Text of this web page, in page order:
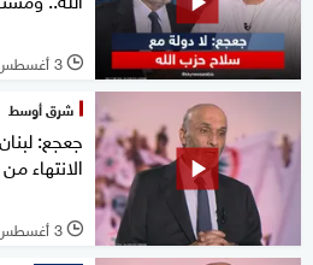
l 3 أغسطس 2026
شرق أوسط
جعجع:
الانتهاء
l 3 أغسطس 2026